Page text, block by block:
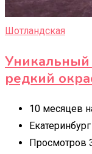
Шотландская
редкий
10 месяцев
Екатеринбург
Просмотров